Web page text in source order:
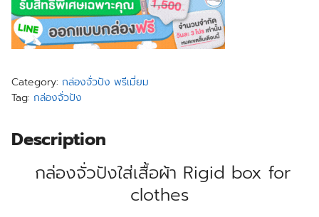
Category: กล่องจั่วปัง พรีเมี่ยม
Tag: กล่องจั่วปัง
Description
กล่องจั่วปังใส่เสื้อผ้า Rigid box for
clothes